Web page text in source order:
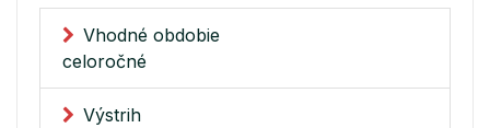
Vhodné obdobie
celoročné
Výstrih